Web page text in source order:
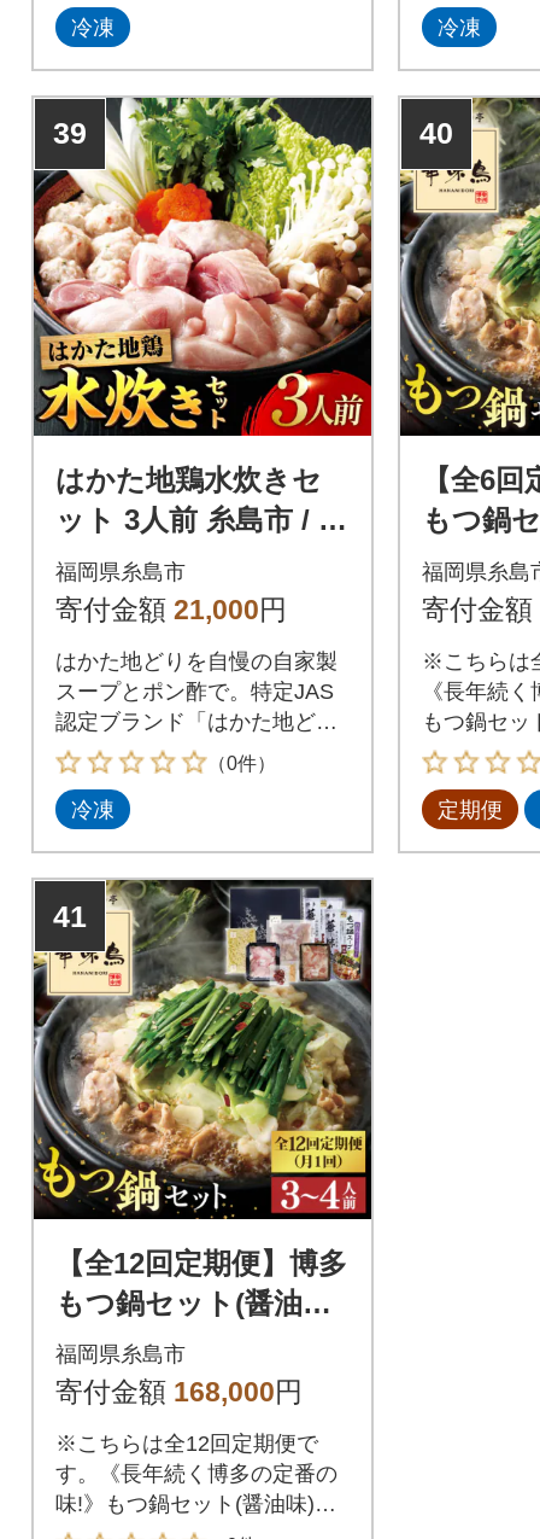
ありますが、店頭に並ぶこと
トデリ工房では生産者様との
年間契約により、新鮮な和牛
もつ鍋用ホルモンを定期的に
入荷しております。
冷凍
ました。自
麺、乾燥ニ
セット。ご
つ鍋をお
冷凍
39
はかた地鶏水炊きセ
ット 3人前 糸島市 / ヒ
サダヤフーズ 鍋 水炊
き [AIA074]
福岡県糸島市
寄付金額 21,000円
はかた地どりを自慢の自家製
スープとポン酢で。特定JAS
認定ブランド「はかた地ど
り」を使用。「はかた地鶏」
は繊維の細かさとイノシン酸
の含有量の多さとほどよい食
す。自家製水炊きスープと甘
めのポン酢で博多の味を堪能
してください。
（0件）
冷凍
40
【全6
もつ鍋
3-4人前
ーズ】
福岡県糸島
寄付金額
※こちらは
《長年続
もつ鍋セッ
で手軽に本
を!博多の
味鳥」が考
定期便
41
【全12回定期便】博多
もつ鍋セット(醤油味)
3-4人前【トリゼンフ
ーズ】[AIB014]
福岡県糸島市
寄付金額 168,000円
※こちらは全12回定期便で
す。《長年続く博多の定番の
味!》もつ鍋セット(醤油味)ご
自宅で手軽に本格的な博多も